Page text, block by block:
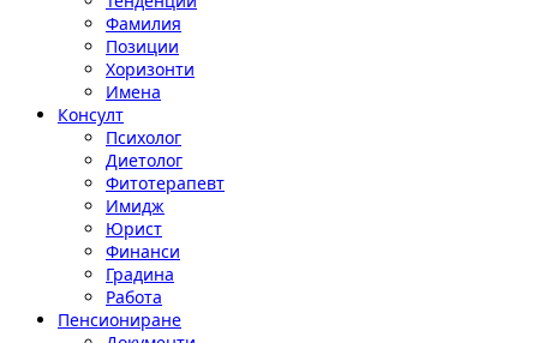
Фамилия
Позиции
Хоризонти
Имена
Консулт
Психолог
Диетолог
Фитотерапевт
Имидж
Юрист
Финанси
Градина
Работа
Пенсиониране